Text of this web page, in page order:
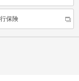
保険